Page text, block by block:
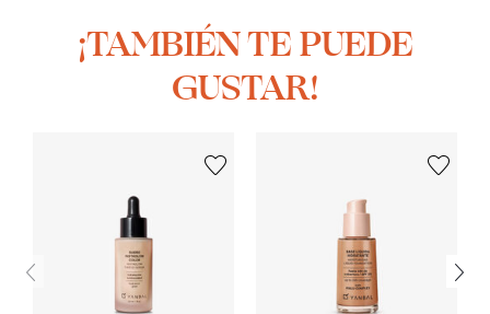
¡TAMBIÉN TE PUEDE
GUSTAR!